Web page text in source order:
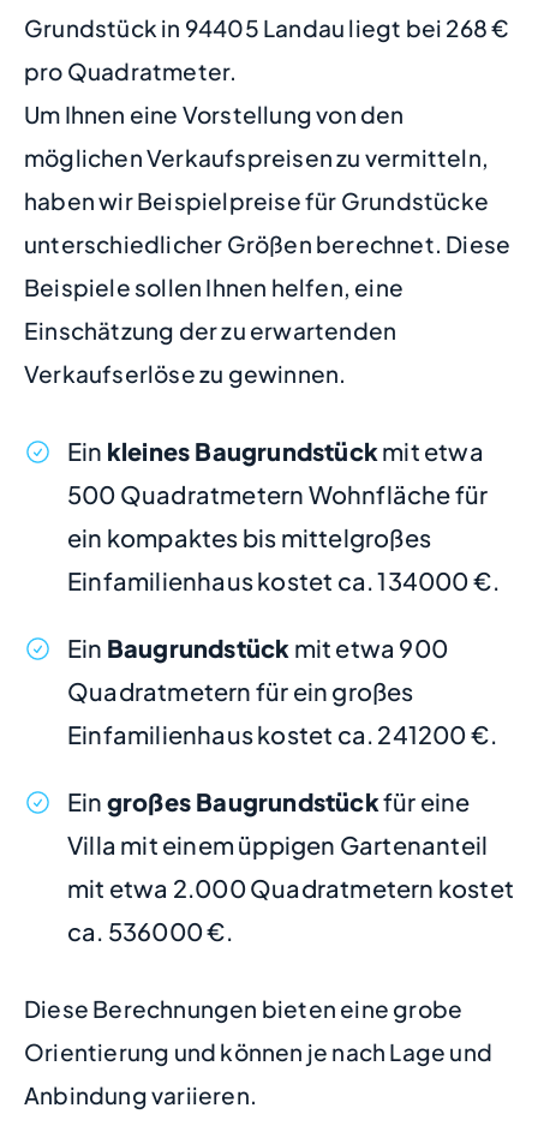
Grundstück in 94405 Landau liegt bei 268 €
pro Quadratmeter.
Um Ihnen eine Vorstellung von den
möglichen Verkaufspreisen zu vermitteln,
haben wir Beispielpreise für Grundstücke
unterschiedlicher Größen berechnet. Diese
Beispiele sollen Ihnen helfen, eine
Einschätzung der zu erwartenden
Verkaufserlöse zu gewinnen.
Ein kleines Baugrundstückmit etwa
500 Quadratmetern Wohnfläche für
ein kompaktes bis mittelgroßes
Einfamilienhaus kostet ca. 134000 €.
Ein Baugrundstück mit etwa 900
Quadratmetern für ein großes
Einfamilienhaus kostet ca. 241200 €.
Ein großes Baugrundstückfür eine
Villa mit einem üppigen Gartenanteil
mit etwa 2.000 Quadratmetern kostet
ca. 536000 €.
Diese Berechnungen bieten eine grobe
Orientierung und können je nach Lage und
Anbindung variieren.